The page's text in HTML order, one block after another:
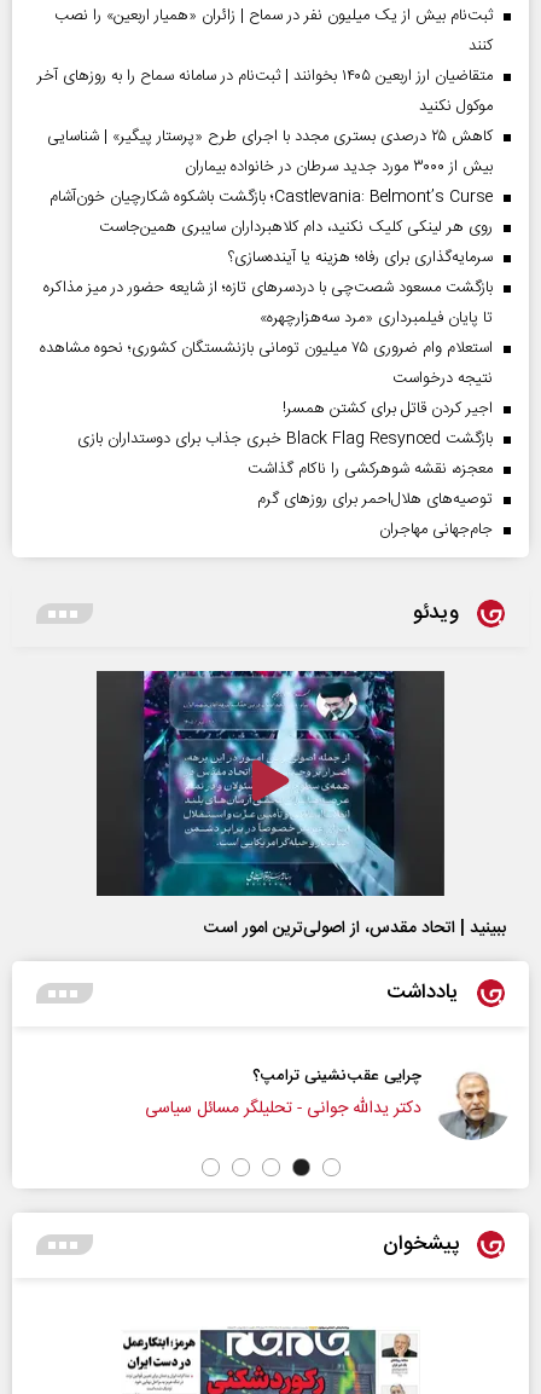
ثبت‌نام بیش از یک میلیون نفر در سماح | زائران «همیار اربعین» را نصب
کنند
متقاضیان ارز اربعین ۱۴۰۵ بخوانند | ثبت‌نام در سامانه سماح را به روز‌های آخر
موکول نکنید
کاهش ۲۵ درصدی بستری مجدد با اجرای طرح «پرستار پیگیر» | شناسایی
بیش از ۳۰۰۰ مورد جدید سرطان در خانواده بیماران
Castlevania: Belmont’s Curse؛ بازگشت باشکوه شکارچیان خون‌آشام
روی هر لینکی کلیک نکنید، دام کلاهبرداران سایبری همین‌جاست
سرمایه‌گذاری برای رفاه؛ هزینه یا آینده‌سازی؟
بازگشت مسعود شصت‌چی با دردسر‌های تازه؛ از شایعه حضور در میز مذاکره
تا پایان فیلمبرداری «مرد سه‌هزارچهره»
استعلام وام ضروری ۷۵ میلیون تومانی بازنشستگان کشوری؛ نحوه مشاهده
نتیجه درخواست
اجیر کردن قاتل برای کشتن همسر!
بازگشت Black Flag Resynced خبری جذاب برای دوستداران بازی
معجزه، نقشه شوهرکشی را ناکام گذاشت
توصیه‌های هلال‌احمر برای روز‌های گرم
جام‌جهانی مهاجران
ویدئو
ببینید | اتحاد مقدس، از اصولی‌ترین امور است
یادداشت
پشت‌پرده تهدیدات کوتاه‏‌مدت و ادعا‌های
عباس سلیمی‌نمین - تحلیلگر مسائل سیاسی
پیشخوان